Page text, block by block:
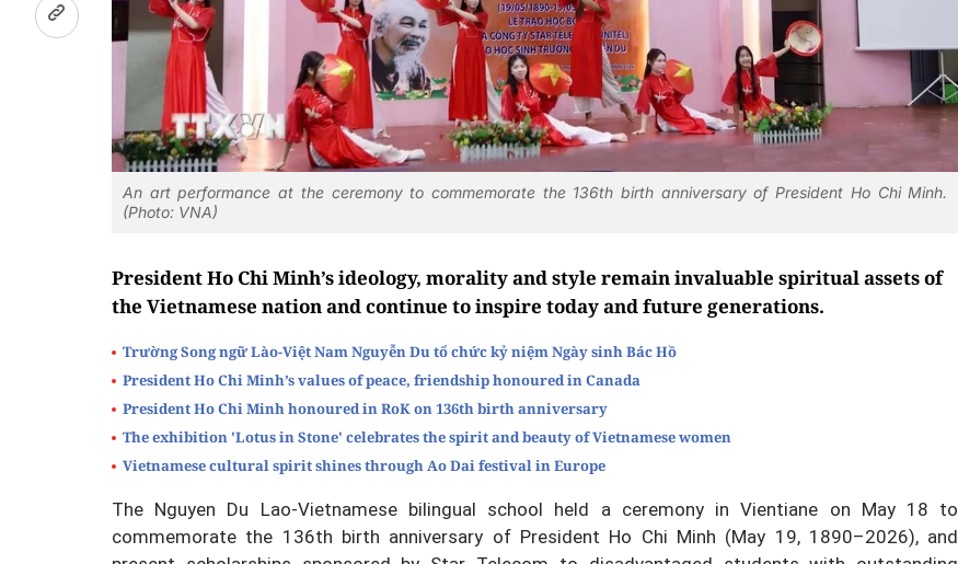
An art performance at the ceremony to commemorate the 136th birth anniversary of President Ho Chi Minh.
(Photo: VNA)
President Ho Chi Minh’s ideology, morality and style remain invaluable spiritual assets of
the Vietnamese nation and continue to inspire today and future generations.
Trường Song ngữ Lào-Việt Nam Nguyễn Du tổ chức kỷ niệm Ngày sinh Bác Hồ
President Ho Chi Minh’s values of peace, friendship honoured in Canada
President Ho Chi Minh honoured in RoK on 136th birth anniversary
The exhibition 'Lotus in Stone' celebrates the spirit and beauty of Vietnamese women
Vietnamese cultural spirit shines through Ao Dai festival in Europe
The Nguyen Du Lao-Vietnamese bilingual school held a ceremony in Vientiane on May 18 to
commemorate the 136th birth anniversary of President Ho Chi Minh (May 19, 1890–2026), and